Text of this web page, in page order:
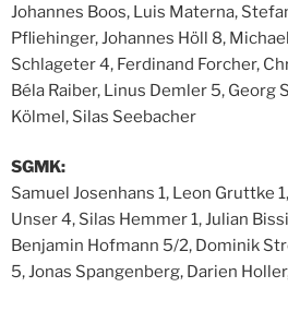
Johannes Boos, Luis Materna,
Pfliehinger, Johannes Höll 8,
Schlageter 4, Ferdinand Forcher,
Béla Raiber, Linus Demler 5, Georg
Kölmel, Silas Seebacher
SGMK:
Samuel Josenhans 1, Leon Gruttke
Unser 4, Silas Hemmer 1, Julian
Benjamin Hofmann 5/2, Dominik
5, Jonas Spangenberg, Darien